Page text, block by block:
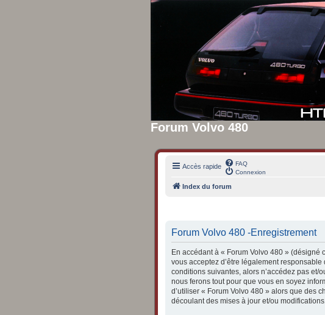
Forum Volvo 480
Accès rapide
FAQ
Connexion
Index du forum
Forum Volvo 480 -Enregistrement
En accédant à « Forum Volvo 480 » (désigné
vous acceptez d’être légalement
conditions suivantes, alors n’accédez pas et/
nous ferons tout pour que vous en soyez
d’utiliser « Forum Volvo 480 » alors que des
découlant des mises à jour et/ou modifications.